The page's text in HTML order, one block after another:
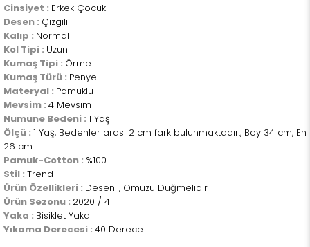
Cinsiyet : Erkek Çocuk
Desen : Çizgili
Kalıp : Normal
Kol Tipi : Uzun
Kumaş Tipi : Örme
Kumaş Türü : Penye
Materyal : Pamuklu
Mevsim : 4 Mevsim
Numune Bedeni : 1 Yaş
Ölçü : 1 Yaş, Bedenler arası 2 cm fark bulunmaktadır., Boy 34 cm, En
26 cm
Pamuk-Cotton : %100
Stil : Trend
Ürün Özellikleri : Desenli, Omuzu Düğmelidir
Ürün Sezonu : 2020 / 4
Yaka : Bisiklet Yaka
Yıkama Derecesi : 40 Derece